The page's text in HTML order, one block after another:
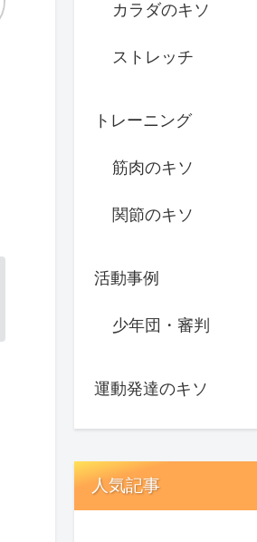
カラダのキソ
ストレッチ
トレーニング
筋肉のキソ
関節のキソ
活動事例
少年団・審判
運動発達のキソ
人気記事